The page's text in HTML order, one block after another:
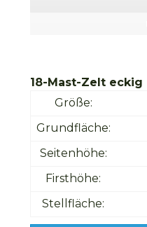
18-Mast-Zelt eckig
Größe:
Grundfläche:
Seitenhöhe:
Firsthöhe:
Stellfläche: